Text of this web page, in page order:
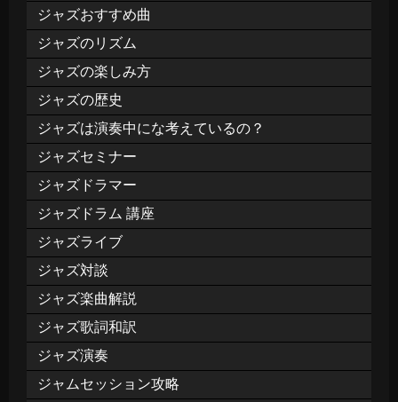
ジャズおすすめ曲
ジャズのリズム
ジャズの楽しみ方
ジャズの歴史
ジャズは演奏中にな考えているの？
ジャズセミナー
ジャズドラマー
ジャズドラム 講座
ジャズライブ
ジャズ対談
ジャズ楽曲解説
ジャズ歌詞和訳
ジャズ演奏
ジャムセッション攻略